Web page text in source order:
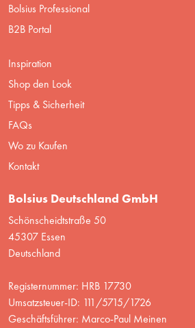
Bolsius Professional
B2B Portal
Inspiration
Shop den Look
Tipps & Sicherheit
FAQs
Wo zu Kaufen
Kontakt
Bolsius Deutschland GmbH
Schönscheidtstraße 50
45307 Essen
Deutschland
Registernummer: HRB 17730
Umsatzsteuer-ID: 111/5715/1726
Geschäftsführer: Marco-Paul Meinen